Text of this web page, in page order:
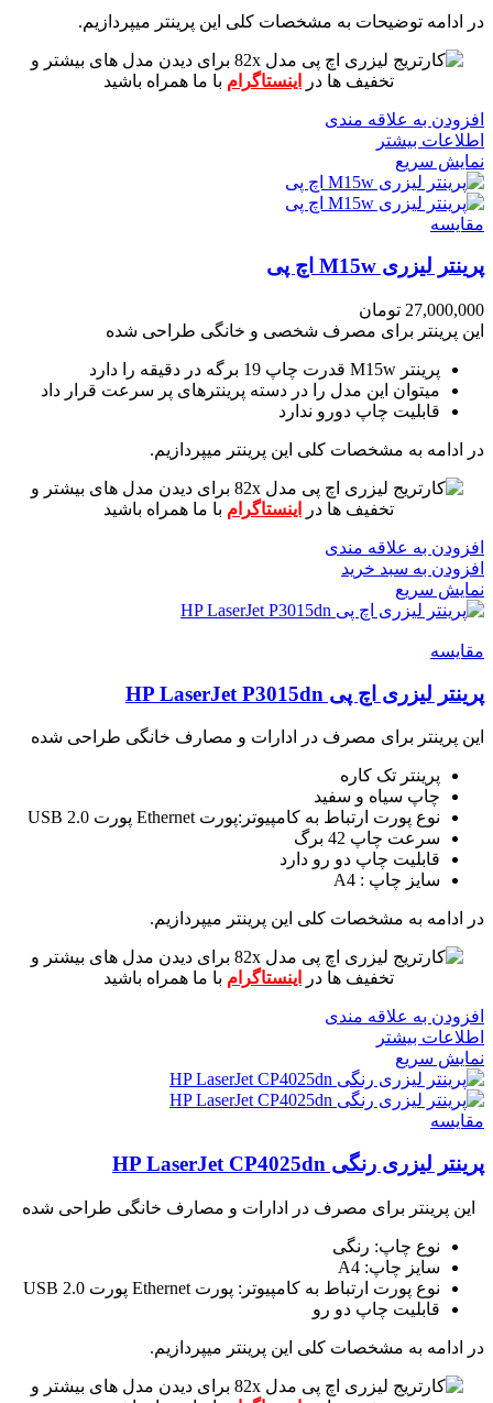
در ادامه توضیحات به مشخصات کلی این پرینتر میپردازیم.
برای دیدن مدل های بیشتر و
تخفیف ها در
اینستاگرام با ما همراه باشید
افزودن به علاقه مندی
اطلاعات بیشتر
نمایش سریع
مقايسه
پرینتر لیزری M15w اچ پی
27,000,000 تومان
این پرینتر برای مصرف شخصی و خانگی طراحی شده
پرینتر M15w قدرت چاپ 19 برگه در دقیقه را دارد
میتوان این مدل را در دسته پرینترهای پر سرعت قرار داد
قابلیت چاپ دورو ندارد
در ادامه به مشخصات کلی این پرینتر میپردازیم.
برای دیدن مدل های بیشتر و
تخفیف ها در
اینستاگرام با ما همراه باشید
افزودن به علاقه مندی
افزودن به سبد خرید
نمایش سریع
مقايسه
پرینتر لیزری اچ پی HP LaserJet P3015dn
این پرینتر برای مصرف در ادارات و مصارف خانگی طراحی شده
پرینتر تک کاره
چاپ سیاه و سفید
نوع پورت ارتباط به کامپیوتر:پورت Ethernet پورت USB 2.0
سرعت چاپ 42 برگ
قابلیت چاپ دو رو دارد
سایز چاپ : A4
در ادامه به مشخصات کلی این پرینتر میپردازیم.
برای دیدن مدل های بیشتر و
تخفیف ها در
اینستاگرام با ما همراه باشید
افزودن به علاقه مندی
اطلاعات بیشتر
نمایش سریع
مقايسه
پرینتر لیزری رنگی HP LaserJet CP4025dn
این پرینتر برای مصرف در ادارات و مصارف خانگی طراحی شده
نوع چاپ: رنگی
سایز چاپ: A4
نوع پورت ارتباط به کامپیوتر: پورت Ethernet پورت USB 2.0
قابلیت چاپ دو رو
در ادامه به مشخصات کلی این پرینتر میپردازیم.
برای دیدن مدل های بیشتر و